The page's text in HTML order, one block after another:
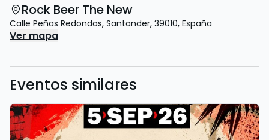
Rock Beer The New
Calle Peñas Redondas, Santander, 39010, España
Ver mapa
Eventos similares